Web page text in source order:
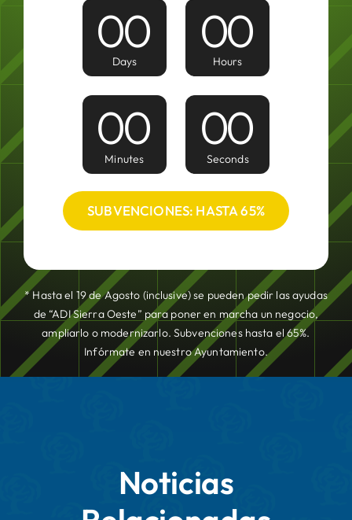
00
Days
00
Hours
00
Minutes
00
Seconds
SUBVENCIONES: HASTA 65%
* Hasta el 19 de Agosto (inclusive) se pueden pedir las ayudas
de “ADI Sierra Oeste” para poner en marcha un negocio,
ampliarlo o modernizarlo. Subvenciones hasta el 65%.
Infórmate en nuestro Ayuntamiento.
Noticias